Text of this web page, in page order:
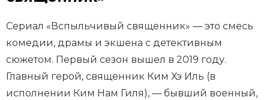
Сериал «Вспыльчивый священник» — это смесь
комедии, драмы и экшена с детективным
сюжетом. Первый сезон вышел в 2019 году.
Главный герой, священник Ким Хэ Иль (в
исполнении Ким Нам Гиля), — бывший военный,